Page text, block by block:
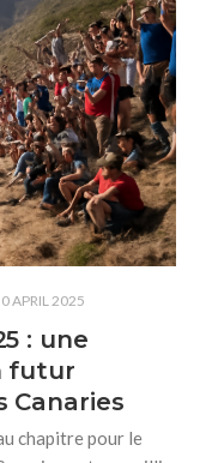
APRIL 2025
: une
futur
Canaries
chapitre pour le